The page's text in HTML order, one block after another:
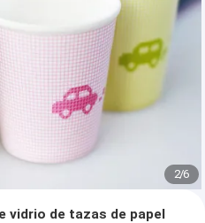
2/6
vidrio de tazas de papel